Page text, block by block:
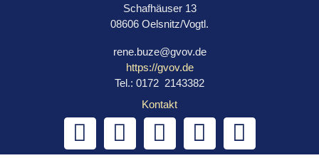
Schafhäuser 13
08606 Oelsnitz/Vogtl.
rene.buze@gvov.de
https://gvov.de
Tel.: 0172 2143382
Kontakt
F
a
I
n
L
i
E
n
M
o